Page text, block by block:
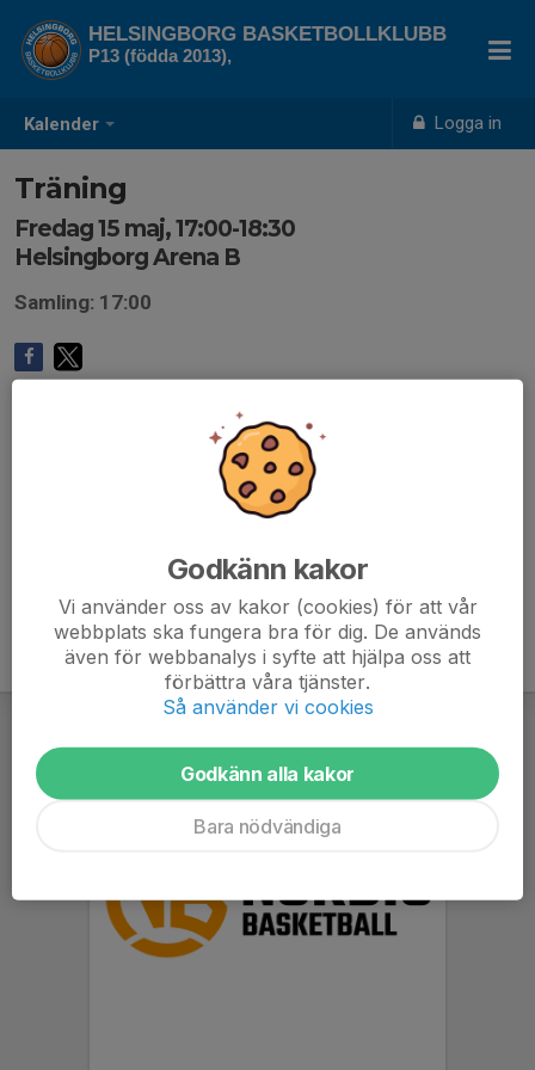
Kalender Logga in
HELSINGBORG BASKETBOLLKLUBB
P13 (födda 2013),
Träning
Fredag 15 maj, 17:00-18:30
Helsingborg Arena B
Samling: 17:00
Godkänn kakor
Vi använder oss av kakor (cookies) för att vår
webbplats ska fungera bra för dig. De används
även för webbanalys i syfte att hjälpa oss att
förbättra våra tjänster.
Så använder vi cookies
Godkänn alla kakor
Bara nödvändiga